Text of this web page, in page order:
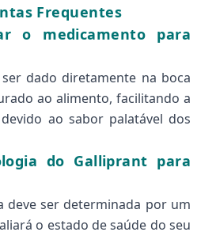
Frequentes
o medicamento para
dado diretamente na boca
ao alimento, facilitando a
ao sabor palatável dos
do Galliprant para
deve ser determinada por um
o estado de saúde do seu